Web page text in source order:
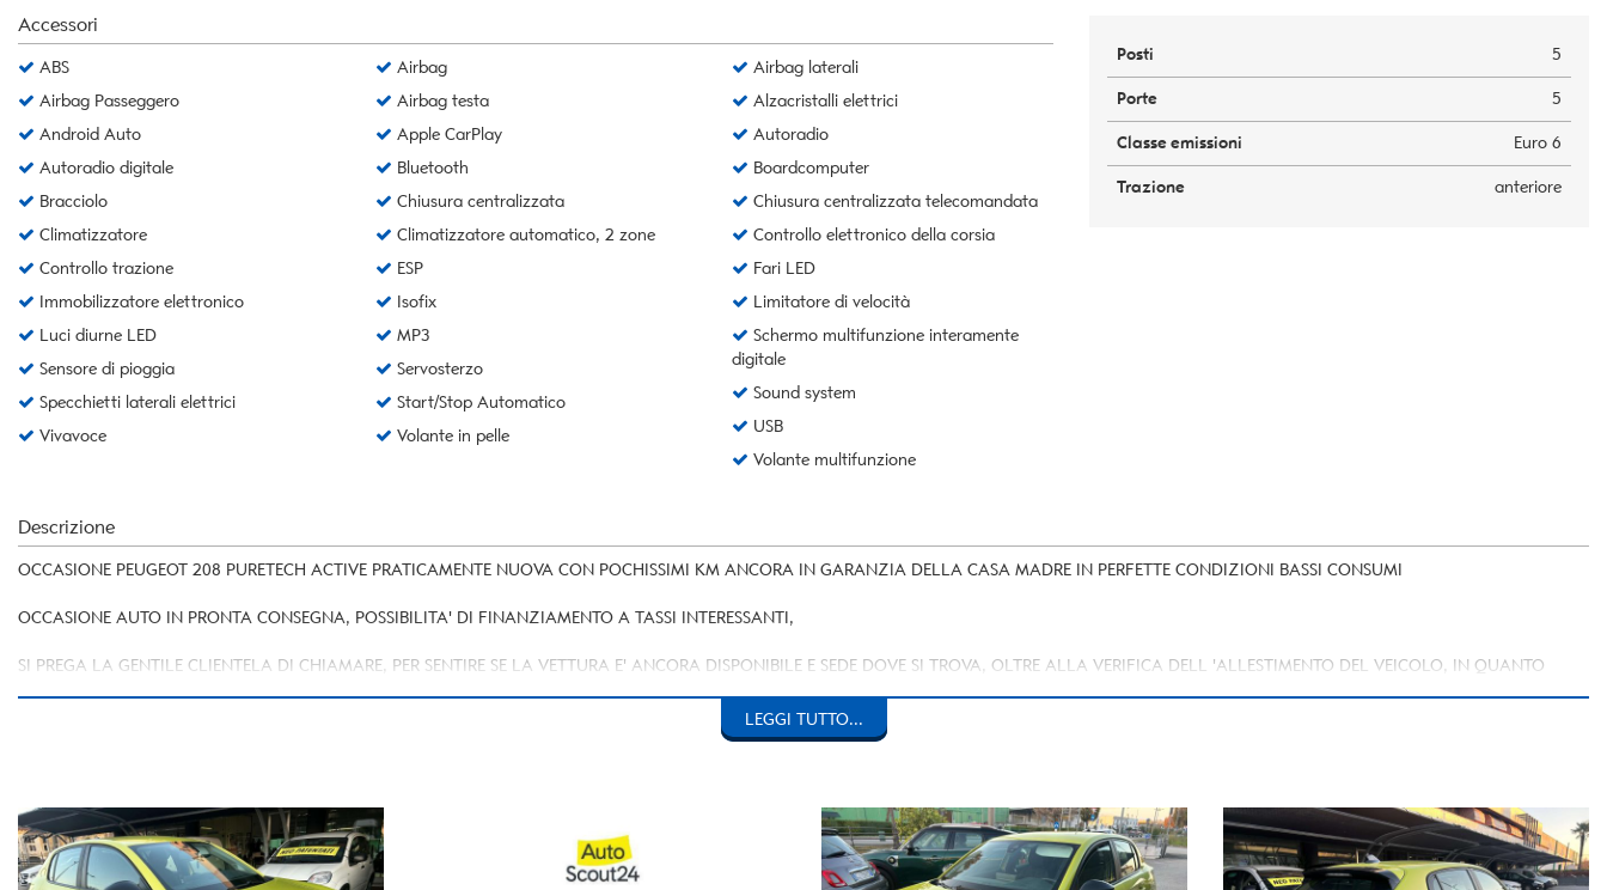
Accessori
ABS
Airbag Passeggero
Android Auto
Autoradio digitale
Bracciolo
Climatizzatore
Controllo trazione
Immobilizzatore elettronico
Luci diurne LED
Sensore di pioggia
Specchietti laterali elettrici
Vivavoce
Airbag
Airbag testa
Apple CarPlay
Bluetooth
Chiusura centralizzata
Climatizzatore automatico, 2 zone
ESP
Isofix
MP3
Servosterzo
Start/Stop Automatico
Volante in pelle
Airbag laterali
Alzacristalli elettrici
Autoradio
Boardcomputer
Chiusura centralizzata telecomandata
Controllo elettronico della corsia
Fari LED
Limitatore di velocità
Schermo multifunzione interamente
digitale
Sound system
USB
Volante multifunzione
Posti 5
Porte 5
Classe emissioni Euro 6
Trazione anteriore
Descrizione
OCCASIONE PEUGEOT 208 PURETECH ACTIVE PRATICAMENTE NUOVA CON POCHISSIMI KM ANCORA IN GARANZIA DELLA CASA MADRE IN PERFETTE CONDIZIONI BASSI CONSUMI
OCCASIONE AUTO IN PRONTA CONSEGNA, POSSIBILITA' DI FINANZIAMENTO A TASSI INTERESSANTI,
SI PREGA LA GENTILE CLIENTELA DI CHIAMARE, PER SENTIRE SE LA VETTURA E' ANCORA DISPONIBILE E SEDE DOVE SI TROVA, OLTRE ALLA VERIFICA DELL 'ALLESTIMENTO DEL VEICOLO, IN QUANTO
LEGGI TUTTO...